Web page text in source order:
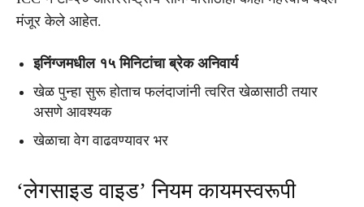
मंजूर केले आहेत.
इनिंग्जमधील १५ मिनिटांचा ब्रेक अनिवार्य
खेळ पुन्हा सुरू होताच फलंदाजांनी त्वरित खेळासाठी तयार
असणे आवश्यक
खेळाचा वेग वाढवण्यावर भर
‘लेगसाइड वाइड’ नियम कायमस्वरूपी